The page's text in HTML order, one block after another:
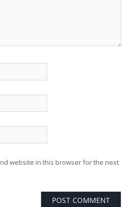
website in this browser for the next